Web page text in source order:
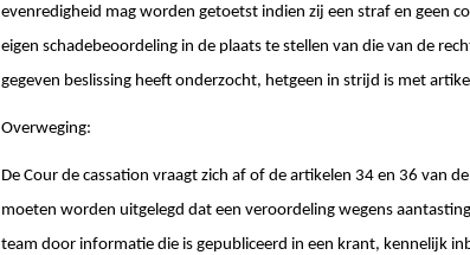
evenredigheid mag worden getoetst indien zij een straf en geen
eigen schadebeoordeling in de plaats te stellen van die van de
gegeven beslissing heeft onderzocht, hetgeen in strijd is met
Overweging:
De Cour de cassation vraagt zich af of de artikelen 34 en 36 van
moeten worden uitgelegd dat een veroordeling wegens
team door informatie die is gepubliceerd in een krant, kennelijk